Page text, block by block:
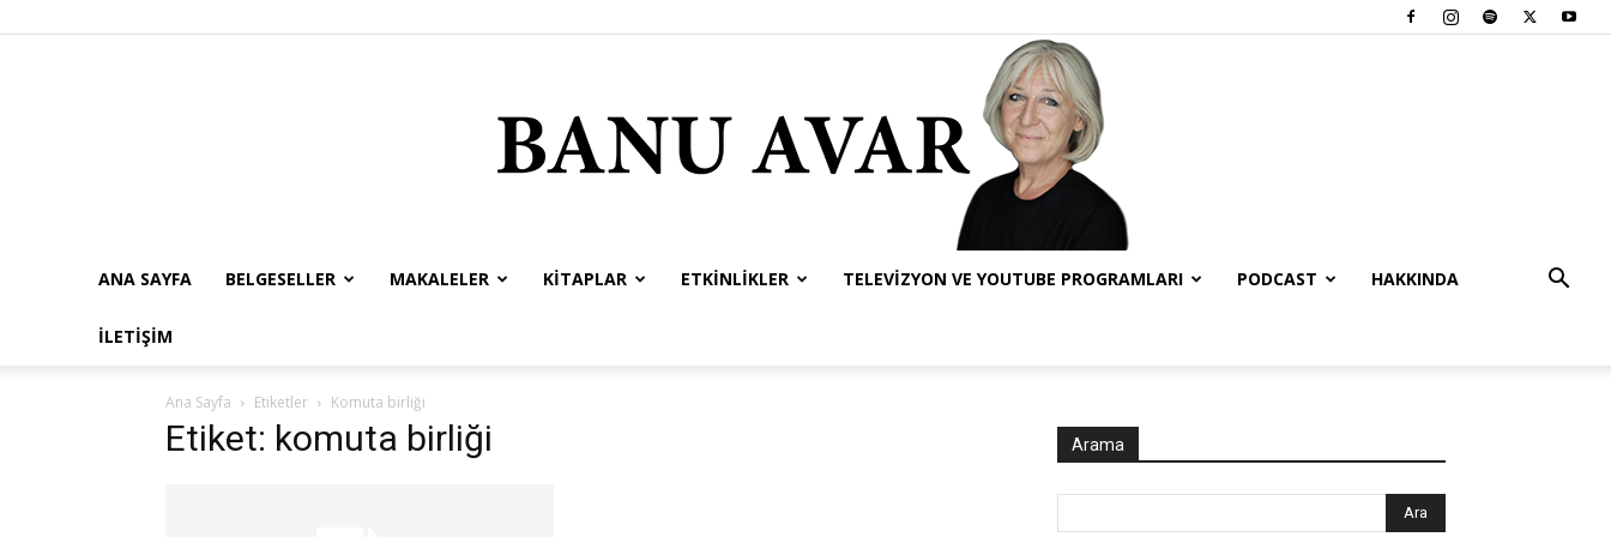
ANA SAYFA BELGESELLER MAKALELER KITAPLAR ETKINLIKLER TELEVIZYON VE YOUTUBE PROGRAMLARI PODCAST HAKKINDA
İLETIŞIM
Ana Sayfa Etiketler Komuta birliği
Etiket: komuta birliği Arama